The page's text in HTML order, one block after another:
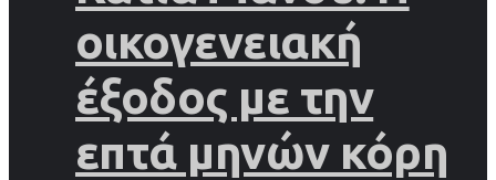
οικογενειακή
έξοδος με την
επτά μηνών κόρη